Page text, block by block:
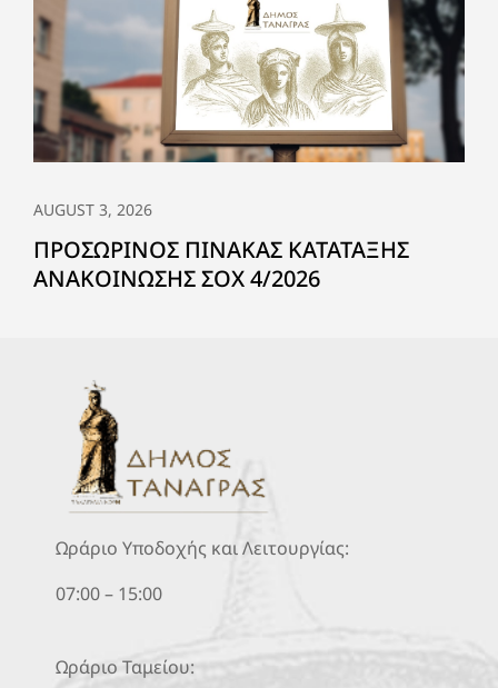
AUGUST 3, 2026
ΠΡΟΣΩΡΙΝΟΣ ΠΙΝΑΚΑΣ ΚΑΤΑΤΑΞΗΣ
ΑΝΑΚΟΙΝΩΣΗΣ ΣΟΧ 4/2026
Ωράριο Υποδοχής και Λειτουργίας:
07:00 – 15:00
Ωράριο Ταμείου: